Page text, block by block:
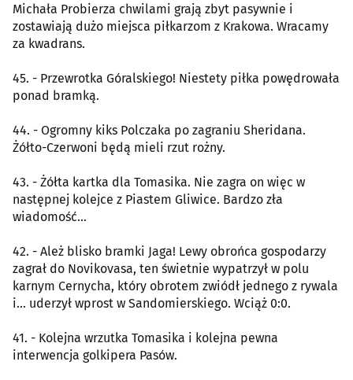
Michała Probierza chwilami grają zbyt pasywnie i
zostawiają dużo miejsca piłkarzom z Krakowa. Wracamy
za kwadrans.
45. - Przewrotka Góralskiego! Niestety piłka powędrowała
ponad bramką.
44. - Ogromny kiks Polczaka po zagraniu Sheridana.
Żółto-Czerwoni będą mieli rzut rożny.
43. - Żółta kartka dla Tomasika. Nie zagra on więc w
następnej kolejce z Piastem Gliwice. Bardzo zła
wiadomość...
42. - Ależ blisko bramki Jaga! Lewy obrońca gospodarzy
zagrał do Novikovasa, ten świetnie wypatrzył w polu
karnym Cernycha, który obrotem zwiódł jednego z rywala
i... uderzył wprost w Sandomierskiego. Wciąż 0:0.
41. - Kolejna wrzutka Tomasika i kolejna pewna
interwencja golkipera Pasów.